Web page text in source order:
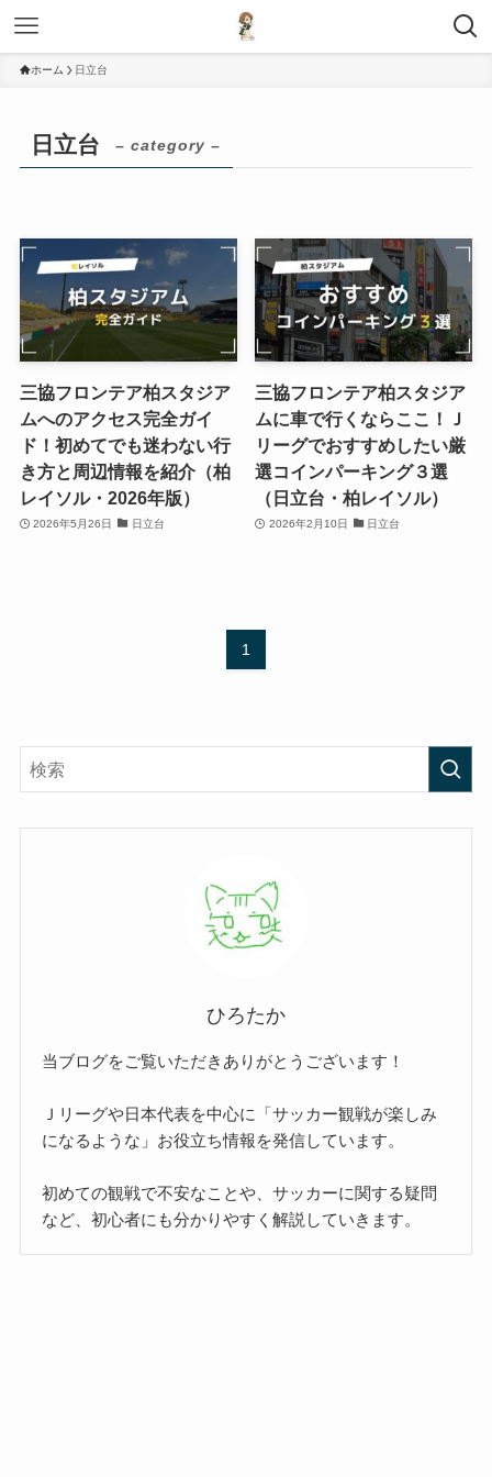
ホーム 日立台
日立台 – category –
三協フロンテア柏スタジア
ムへのアクセス完全ガイ
ド！初めてでも迷わない行
き方と周辺情報を紹介（柏
レイソル・2026年版）
2026年5月26日 日立台
三協フロンテア柏スタジア
ムに車で行くならここ！Ｊ
リーグでおすすめしたい厳
選コインパーキング３選
（日立台・柏レイソル）
2026年2月10日 日立台
1
ひろたか
当ブログをご覧いただきありがとうございます！
Ｊリーグや日本代表を中心に「サッカー観戦が楽しみ
になるような」お役立ち情報を発信しています。
初めての観戦で不安なことや、サッカーに関する疑問
など、初心者にも分かりやすく解説していきます。